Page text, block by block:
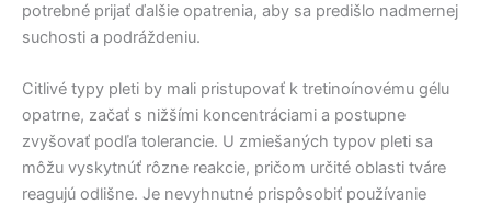
potrebné prijať ďalšie opatrenia, aby sa predišlo nadmernej
suchosti a podráždeniu.
Citlivé typy pleti by mali pristupovať k tretinoínovému gélu
opatrne, začať s nižšími koncentráciami a postupne
zvyšovať podľa tolerancie. U zmiešaných typov pleti sa
môžu vyskytnúť rôzne reakcie, pričom určité oblasti tváre
reagujú odlišne. Je nevyhnutné prispôsobiť používanie